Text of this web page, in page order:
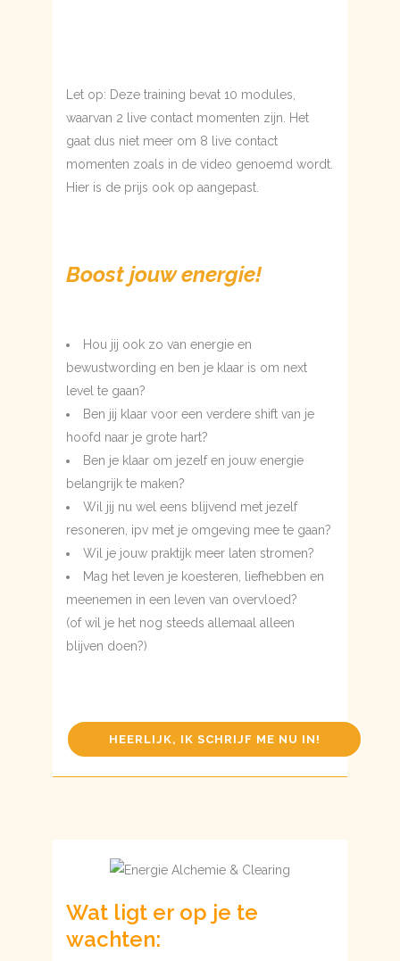
Let op: Deze training bevat 10 modules,
waarvan 2 live contact momenten zijn. Het
gaat dus niet meer om 8 live contact
momenten zoals in de video genoemd wordt.
Hier is de prijs ook op aangepast.
Boost jouw energie!
Hou jij ook zo van energie en
bewustwording en ben je klaar is om next
level te gaan?
Ben jij klaar voor een verdere shift van je
hoofd naar je grote hart?
Ben je klaar om jezelf en jouw energie
belangrijk te maken?
Wil jij nu wel eens blijvend met jezelf
resoneren, ipv met je omgeving mee te gaan?
Wil je jouw praktijk meer laten stromen?
Mag het leven je koesteren, liefhebben en
meenemen in een leven van overvloed?
(of wil je het nog steeds allemaal alleen
blijven doen?)
HEERLIJK, IK SCHRIJF ME NU IN!
Wat ligt er op je te
wachten: